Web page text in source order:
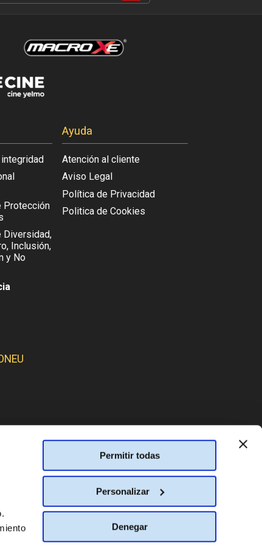
Permitir todas
Personalizar
Denegar
Protección
Diversidad,
Inclusión,
y No
Ayuda
Atención al cliente
Aviso Legal
Política de Privacidad
Politica de Cookies